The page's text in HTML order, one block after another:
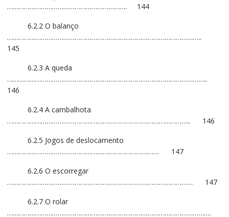
………………………………………………………. 144
6.2.2 O balanço
…………………………………………………………………………………………..
145
6.2.3 A queda
……………………………………………………………………………………………..
146
6.2.4 A cambalhota
…………………………………………………………………………………….. 146
6.2.5 Jogos de deslocamento
……………………………………………………………………… 147
6.2.6 O escorregar
……………………………………………………………………………………… 147
6.2.7 O rolar
……………………………………………………………………………………………….